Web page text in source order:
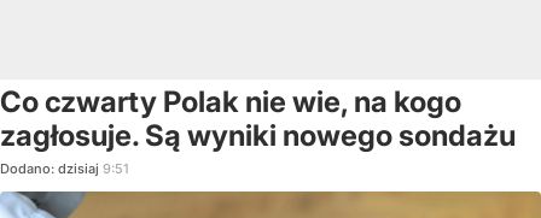
Co czwarty Polak nie wie, na kogo
zagłosuje. Są wyniki nowego sondażu
Dodano: dzisiaj 9:51